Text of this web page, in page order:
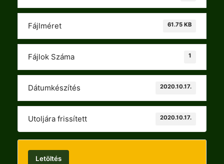
Fájlméret 61.75 KB
Fájlok Száma 1
Dátumkészítés 2020.10.17.
Utoljára frissített 2020.10.17.
Letöltés